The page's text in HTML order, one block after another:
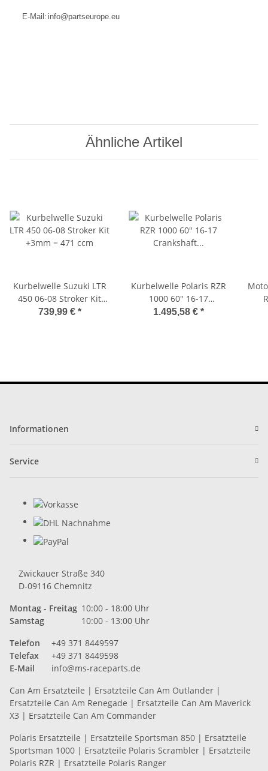
E-Mail: info@partseurope.eu
Ähnliche Artikel
Kurbelwelle Suzuki LTR
450 06-08 Stroker Kit
+3mm = 471 ccm
739,99 € *
Kurbelwelle Polaris RZR
1000 60" 16-17
Crankshaft Hot Rods
1.495,58 € *
Informationen
Service
Zwickauer Straße 340
D-09116 Chemnitz
Montag - Freitag 10:00 - 18:00 Uhr
Samstag
10:00 - 13:00 Uhr
Telefon
+49 371 8449597
Telefax
+49 371 8449598
E-Mail
info@ms-raceparts.de
Can Am Ersatzteile | Ersatzteile Can Am Outlander |
Ersatzteile Can Am Renegade | Ersatzteile Can Am Maverick
X3 | Ersatzteile Can Am Commander
Polaris Ersatzteile | Ersatzteile Sportsman 850 | Ersatzteile
Sportsman 1000 | Ersatzteile Polaris Scrambler | Ersatzteile
Polaris RZR | Ersatzteile Polaris Ranger